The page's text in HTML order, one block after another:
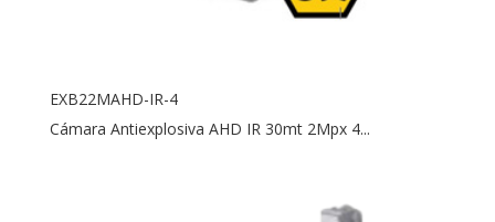
EXB22MAHD-IR-4
Cámara Antiexplosiva AHD IR 30mt 2Mpx 4...